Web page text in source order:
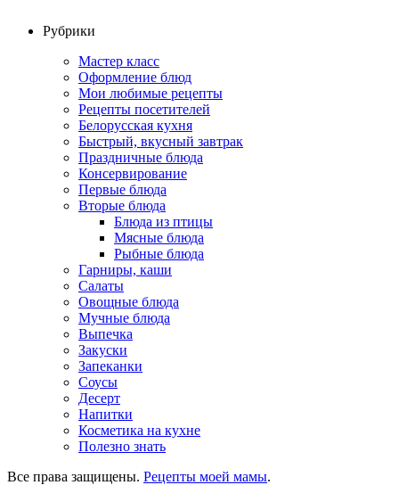
Рубрики
Мастер класс
Оформление блюд
Мои любимые рецепты
Рецепты посетителей
Белорусская кухня
Быстрый, вкусный завтрак
Праздничные блюда
Консервирование
Первые блюда
Вторые блюда
Блюда из птицы
Мясные блюда
Рыбные блюда
Гарниры, каши
Салаты
Овощные блюда
Мучные блюда
Выпечка
Закуски
Запеканки
Соусы
Десерт
Напитки
Косметика на кухне
Полезно знать
Все права защищены. Рецепты моей мамы.